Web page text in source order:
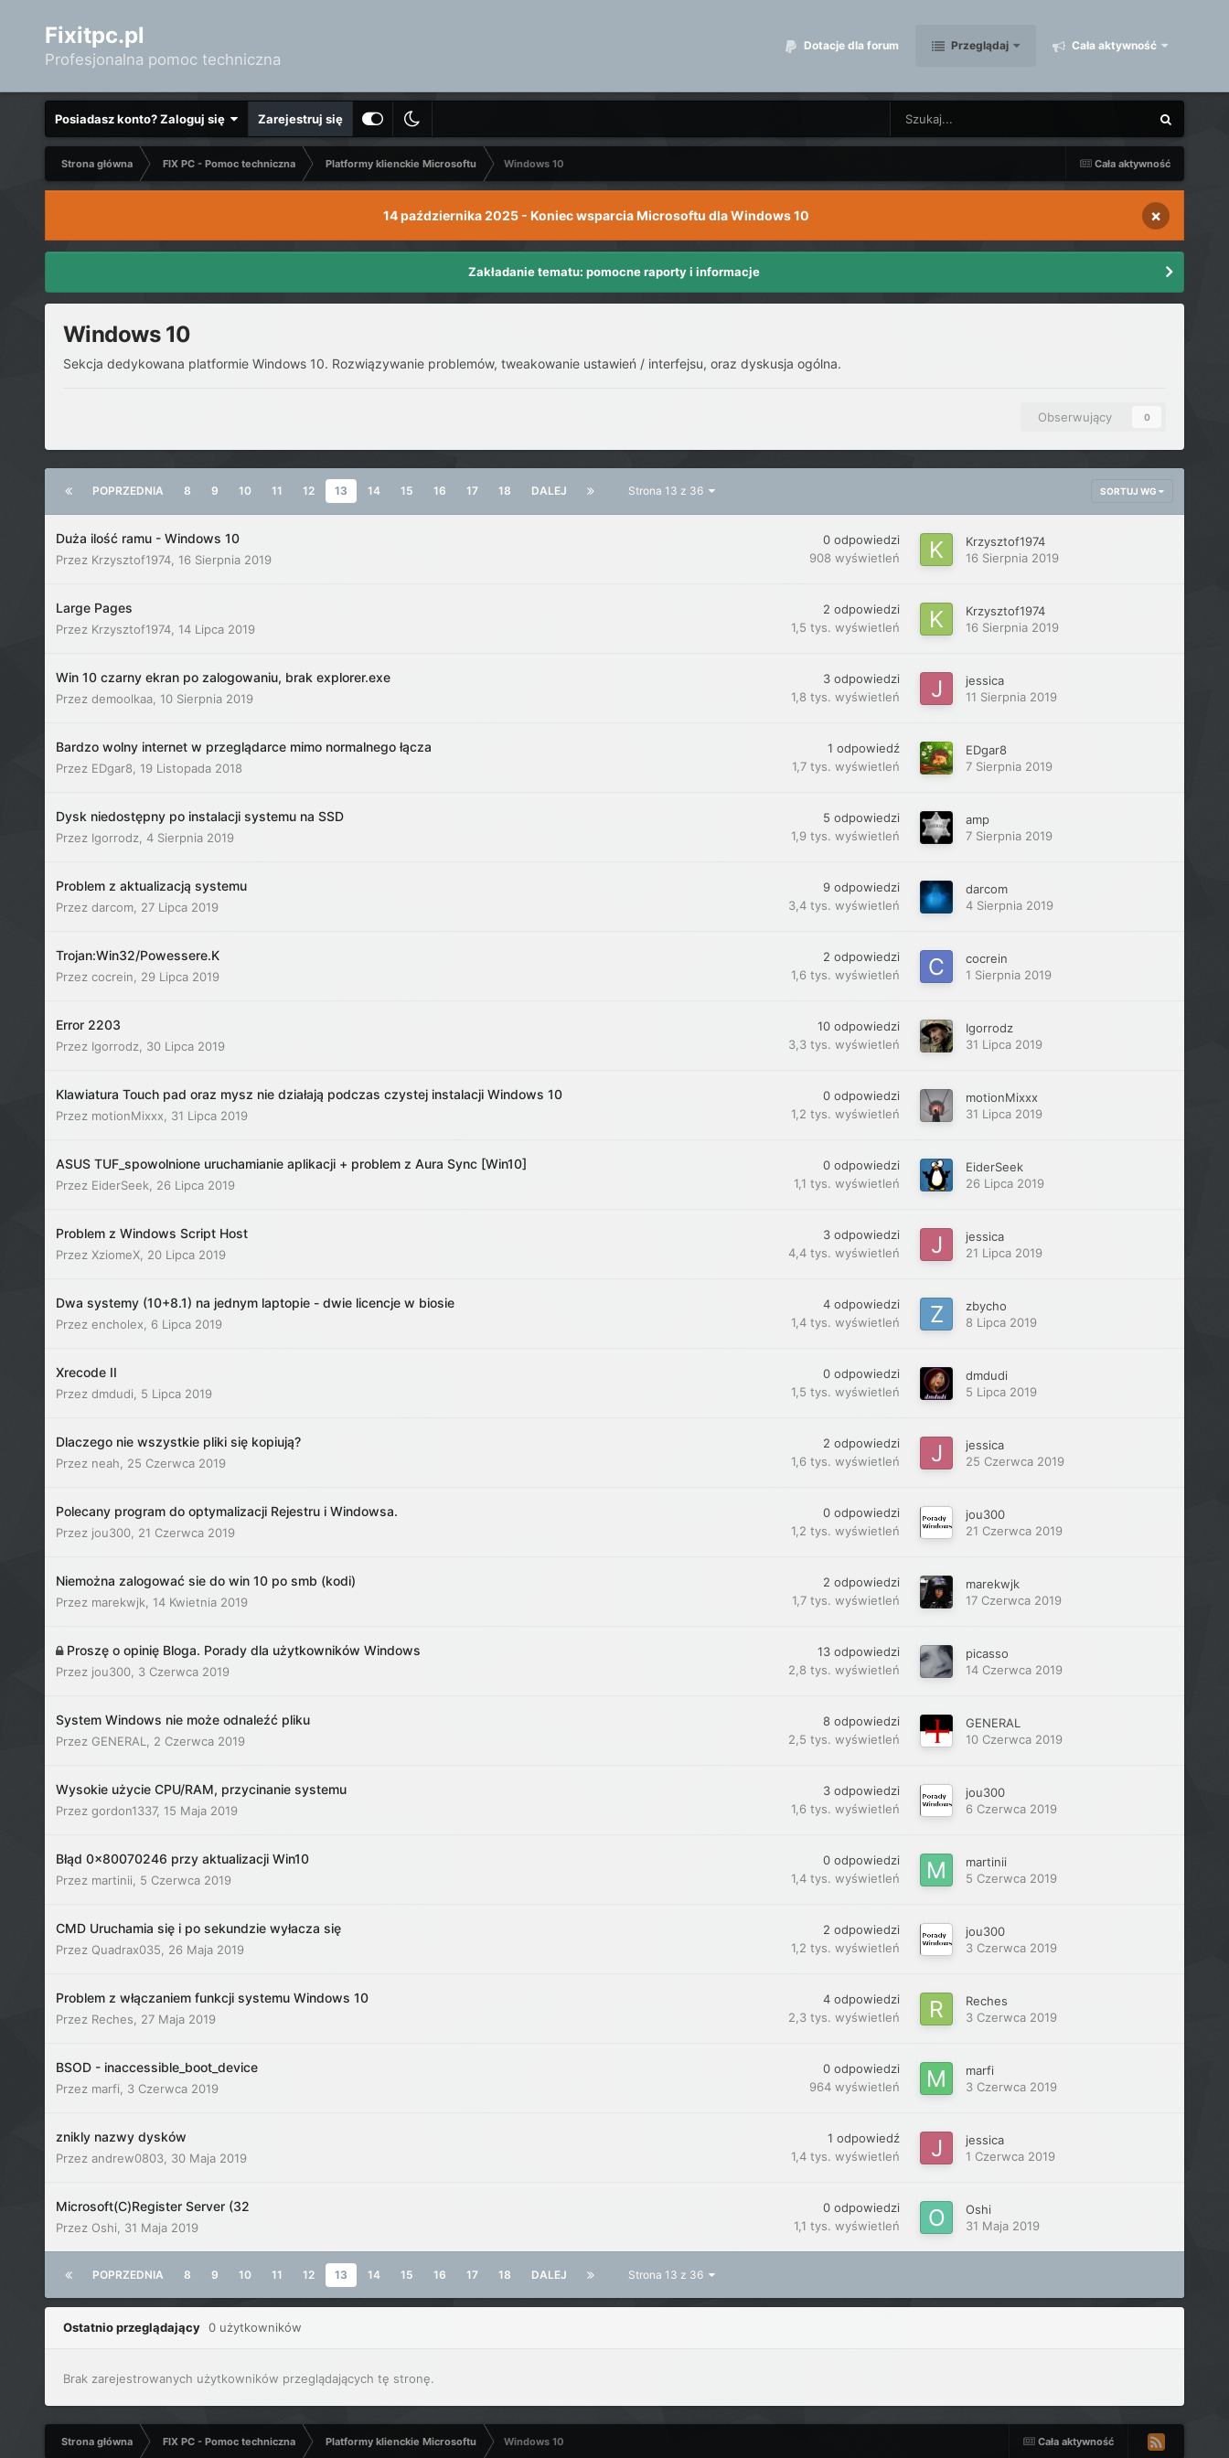
Fixitpc.pl
Profesjonalna pomoc techniczna
Dotacje dla forum Przeglądaj Cała aktywność
Posiadasz konto? Zaloguj się Zarejestruj się
Cała aktywność
Strona główna FIX PC - Pomoc techniczna Platformy klienckie Microsoftu Windows 10
14 października 2025 - Koniec wsparcia Microsoftu dla Windows 10 ×
Zakładanie tematu: pomocne raporty i informacje
Windows 10
Sekcja dedykowana platformie Windows 10. Rozwiązywanie problemów, tweakowanie ustawień / interfejsu, oraz dyskusja ogólna.
Obserwujący 0
SORTUJ WG
POPRZEDNIA 8 9 10 11 12 13 14 15 16 17 18 DALEJ Strona 13 z 36
Duża ilość ramu - Windows 10
Przez Krzysztof1974, 16 Sierpnia 2019
0 odpowiedzi
908 wyświetleń
Krzysztof1974
16 Sierpnia 2019
Large Pages
Przez Krzysztof1974, 14 Lipca 2019
2 odpowiedzi
1,5 tys. wyświetleń
Krzysztof1974
16 Sierpnia 2019
Win 10 czarny ekran po zalogowaniu, brak explorer.exe
Przez demoolkaa, 10 Sierpnia 2019
3 odpowiedzi
1,8 tys. wyświetleń
jessica
11 Sierpnia 2019
Bardzo wolny internet w przeglądarce mimo normalnego łącza
Przez EDgar8 19 Listopada 2018
1 odpowiedź
1,7 tys. wyświetleń
EDgar8
7 Sierpnia 2019
Dysk niedostępny po instalacji systemu na SSD
Przez Igorrodz 4 Sierpnia 2019
5 odpowiedzi
1,9 tys. wyświetleń
amp
7 Sierpnia 2019
Problem z aktualizacją systemu
Przez darcom, 27 Lipca 2019
9 odpowiedzi
3,4 tys. wyświetleń
darcom
4 Sierpnia 2019
Trojan:Win32/Powessere.K
Przez cocrein 29 Lipca 2019
2 odpowiedzi
1,6 tys. wyświetleń
cocrein
1 Sierpnia 2019
Error 2203
Przez Igorrodz 30 Lipca 2019
10 odpowiedzi
3,3 tys. wyświetleń
Igorrodz
31 Lipca 2019
Klawiatura Touch pad oraz mysz nie działają podczas czystej instalacji Windows 10
Przez motionMixxx 31 Lipca 2019
0 odpowiedzi
1,2 tys. wyświetleń
motionMixxx
31 Lipca 2019
ASUS TUF_spowolnione uruchamianie aplikacji + problem z Aura Sync [Win10]
Przez EiderSeek 26 Lipca 2019
0 odpowiedzi
1,1 tys. wyświetleń
EiderSeek
26 Lipca 2019
Problem z Windows Script Host
Przez XziomeX, 20 Lipca 2019
3 odpowiedzi
4,4 tys. wyświetleń
jessica
21 Lipca 2019
Dwa systemy (10+8.1) na jednym laptopie - dwie licencje w biosie
Przez encholex 6 Lipca 2019
4 odpowiedzi
1,4 tys. wyświetleń
zbycho
8 Lipca 2019
Xrecode II
Przez dmdudi 5 Lipca 2019
0 odpowiedzi
1,5 tys. wyświetleń
dmdudi
5 Lipca 2019
Dlaczego nie wszystkie pliki się kopiują?
Przez neah 25 Czerwca 2019
2 odpowiedzi
1,6 tys. wyświetleń
jessica
25 Czerwca 2019
Polecany program do optymalizacji Rejestru i Windowsa.
Przez jou300, 21 Czerwca 2019
0 odpowiedzi
1,2 tys. wyświetleń
jou300
21 Czerwca 2019
Niemożna zalogować sie do win 10 po smb (kodi)
Przez marekwjk 14 Kwietnia 2019
2 odpowiedzi
1,7 tys. wyświetleń
marekwjk
17 Czerwca 2019
Proszę o opinię Bloga. Porady dla użytkowników Windows
Przez jou300, 3 Czerwca 2019
13 odpowiedzi
2,8 tys. wyświetleń
picasso
14 Czerwca 2019
System Windows nie może odnaleźć pliku
Przez GENERAL 2 Czerwca 2019
8 odpowiedzi
2,5 tys. wyświetleń
GENERAL
10 Czerwca 2019
Wysokie użycie CPU/RAM, przycinanie systemu
Przez gordon1337, 15 Maja 2019
3 odpowiedzi
1,6 tys. wyświetleń
jou300
6 Czerwca 2019
Błąd 0x80070246 przy aktualizacji Win10
Przez martinii 5 Czerwca 2019
0 odpowiedzi
1,4 tys. wyświetleń
martinii
5 Czerwca 2019
CMD Uruchamia się i po sekundzie wyłacza się
Przez Quadrax035 26 Maja 2019
2 odpowiedzi
1,2 tys. wyświetleń
jou300
3 Czerwca 2019
Problem z włączaniem funkcji systemu Windows 10
Przez Reches 27 Maja 2019
4 odpowiedzi
2,3 tys. wyświetleń
Reches
3 Czerwca 2019
BSOD - inaccessible_boot_device
Przez marfi 3 Czerwca 2019
0 odpowiedzi
964 wyświetleń
marfi
3 Czerwca 2019
znikly nazwy dysków
Przez andrew0803, 30 Maja 2019
1 odpowiedź
1,4 tys. wyświetleń
jessica
1 Czerwca 2019
Microsoft(C)Register Server (32
Przez Oshi 31 Maja 2019
0 odpowiedzi
1,1 tys. wyświetleń
Oshi
31 Maja 2019
POPRZEDNIA 8 9 10 11 12 13 14 15 16 17 18 DALEJ Strona 13 z 36
Ostatnio przeglądający 0 użytkowników
Brak zarejestrowanych użytkowników przeglądających tę stronę.
Cała aktywność
Strona główna FIX PC - Pomoc techniczna Platformy klienckie Microsoftu Windows 10